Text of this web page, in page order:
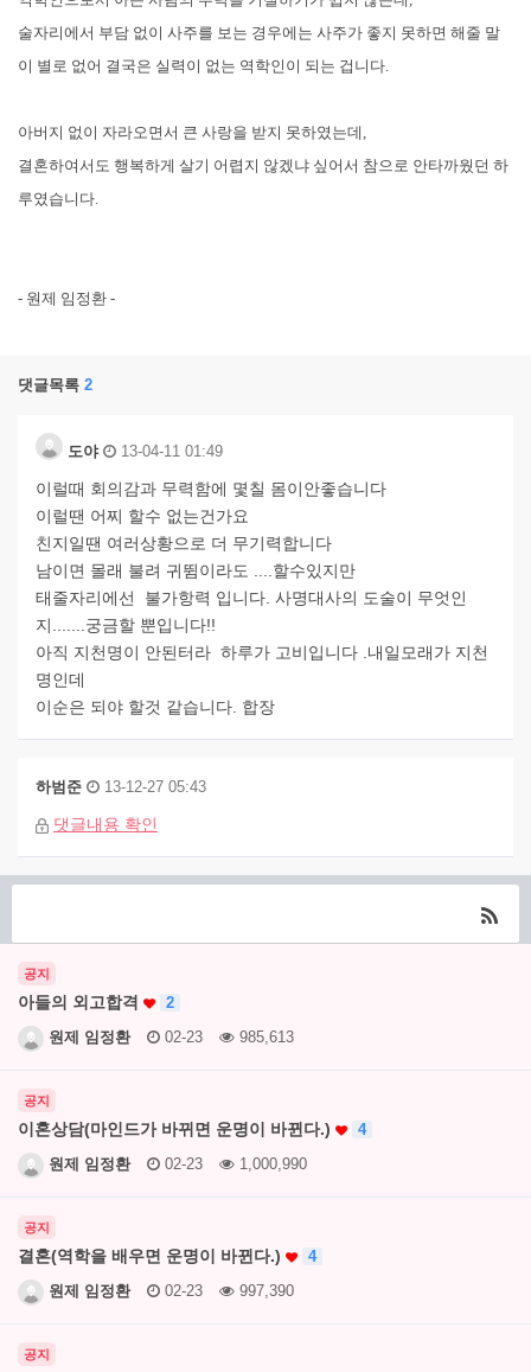
술자리에서 부담 없이 사주를 보는 경우에는 사주가 좋지 못하면 해줄 말
이 별로 없어 결국은 실력이 없는 역학인이 되는 겁니다.
아버지 없이 자라오면서 큰 사랑을 받지 못하였는데,
결혼하여서도 행복하게 살기 어렵지 않겠냐 싶어서 참으로 안타까웠던 하
루였습니다.
- 원제 임정환 -
댓글목록 2
도야 13-04-11 01:49
이럴때 회의감과 무력함에 몇칠 몸이안좋습니다
이럴땐 어찌 할수 없는건가요
친지일땐 여러상황으로 더 무기력합니다
남이면 몰래 불려 귀뜀이라도 ....할수있지만
태줄자리에선 불가항력 입니다. 사명대사의 도술이 무엇인
지.......궁금할 뿐입니다!!
아직 지천명이 안된터라 하루가 고비입니다 .내일모래가 지천
명인데
이순은 되야 할것 같습니다. 합장
하범준 13-12-27 05:43
댓글내용 확인
공지
아들의 외고합격
2
원제 임정환
02-23 985,613
공지
이혼상담(마인드가 바뀌면 운명이 바뀐다.)
4
원제 임정환
02-23 1,000,990
공지
결혼(역학을 배우면 운명이 바뀐다.)
4
원제 임정환
02-23 997,390
공지